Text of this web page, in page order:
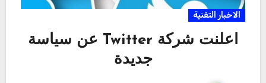
الاخبار التقنية
اعلنت شركة Twitter عن سياسة
جديدة